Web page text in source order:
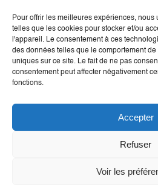
Pour offrir les meilleures expériences,
telles que les cookies pour stocker et/ou
l'appareil. Le consentement à ces
des données telles que le comportement
uniques sur ce site. Le fait de ne pas
consentement peut affecter négativement
fonctions.
Accepter
Refuser
Voir les
Mentions
Création graphique :